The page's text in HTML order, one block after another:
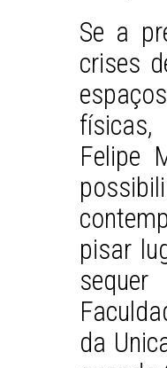
Se a
crises
físicas,
Felipe
pisar
da